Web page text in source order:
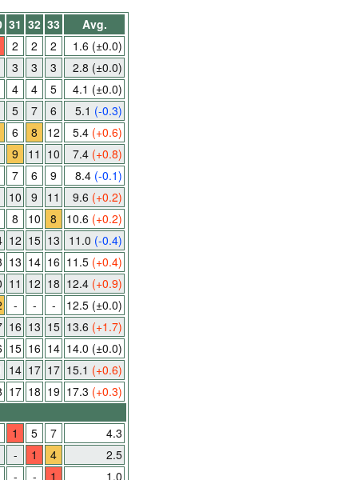
31 32 33
Avg.
2 2 2 1.6 (±0.0)
3 3 3 2.8 (±0.0)
4 4 5 4.1 (±0.0)
5 7 6 5.1 (-0.3)
6 8 12 5.4 (+0.6)
9 11 10 7.4 (+0.8)
7 6 9 8.4 (-0.1)
10 9 11 9.6 (+0.2)
8 10 8 10.6 (+0.2)
12 15 13 11.0 (-0.4)
13 14 16 11.5 (+0.4)
11 12 18 12.4 (+0.9)
- - - 12.5 (±0.0)
16 13 15 13.6 (+1.7)
15 16 14 14.0 (±0.0)
14 17 17 15.1 (+0.6)
17 18 19 17.3 (+0.3)
1 5 7
4.3
- 1 4
2.5
- - 1 1.0